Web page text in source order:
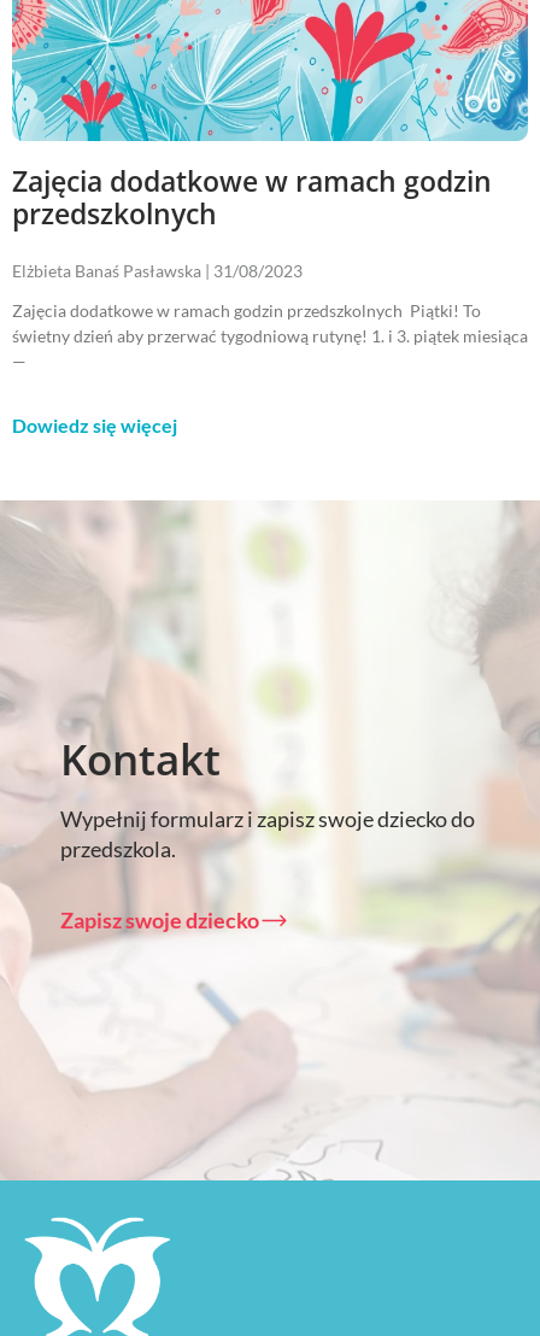
Zajęcia dodatkowe w ramach godzin
przedszkolnych
Elżbieta Banaś Pasławska
31/08/2023
Zajęcia dodatkowe w ramach godzin przedszkolnych Piątki! To
świetny dzień aby przerwać tygodniową rutynę! 1. i 3. piątek miesiąca
—
Dowiedz się więcej
Kontakt
Wypełnij formularz i zapisz swoje dziecko do
przedszkola.
Zapisz swoje dziecko